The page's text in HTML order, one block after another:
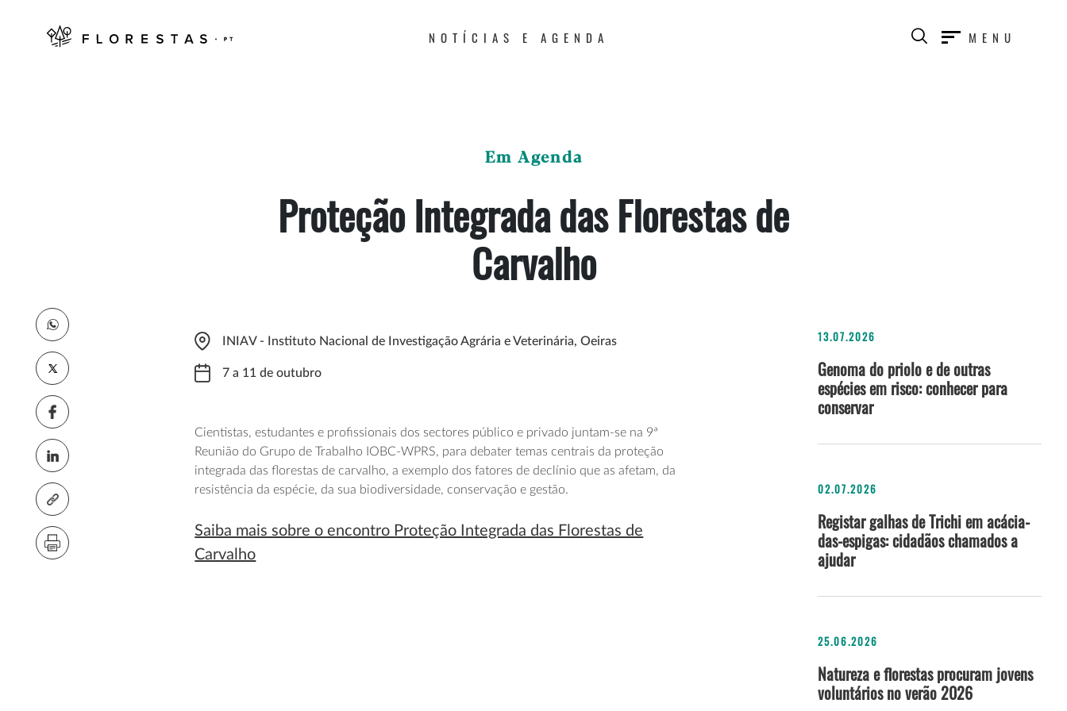
NOTÍCIAS E AGENDA MENU
Em Agenda
Proteção Integrada das Florestas de
Carvalho
INIAV - Instituto Nacional de Investigação Agrária e Veterinária, Oeiras
7 a 11 de outubro
Cientistas, estudantes e profissionais dos sectores público e privado juntam-se na 9ª
Reunião do Grupo de Trabalho IOBC-WPRS, para debater temas centrais da proteção
integrada das florestas de carvalho, a exemplo dos fatores de declínio que as afetam, da
resistência da espécie, da sua biodiversidade, conservação e gestão.
Saiba mais sobre o encontro Proteção Integrada das Florestas de
Carvalho
13.07.2026
Genoma do priolo e de outras
espécies em risco: conhecer para
conservar
02.07.2026
Registar galhas de Trichi em acácia-
das-espigas: cidadãos chamados a
ajudar
25.06.2026
Natureza e florestas procuram jovens
voluntários no verão 2026